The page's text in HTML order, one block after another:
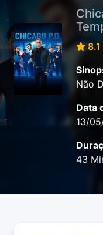
Não
Data
13/
43